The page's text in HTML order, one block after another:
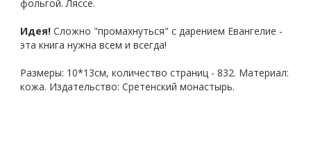
фольгой. Ляссе.
Идея! Сложно "промахнуться" с дарением Евангелие -
эта книга нужна всем и всегда!
Размеры: 10*13см, количество страниц - 832. Материал:
кожа. Издательство: Сретенский монастырь.